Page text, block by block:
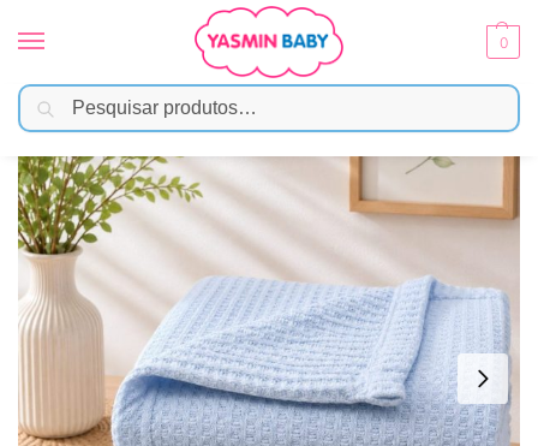
0
Início Enxoval / Mantas e Cobertores